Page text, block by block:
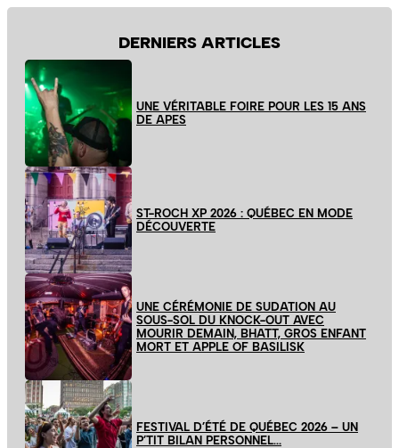
DERNIERS ARTICLES
UNE VÉRITABLE FOIRE POUR LES 15 ANS
DE APES
ST-ROCH XP 2026 : QUÉBEC EN MODE
DÉCOUVERTE
UNE CÉRÉMONIE DE SUDATION AU
SOUS-SOL DU KNOCK-OUT AVEC
MOURIR DEMAIN, BHATT, GROS ENFANT
MORT ET APPLE OF BASILISK
FESTIVAL D’ÉTÉ DE QUÉBEC 2026 – UN
P’TIT BILAN PERSONNEL…